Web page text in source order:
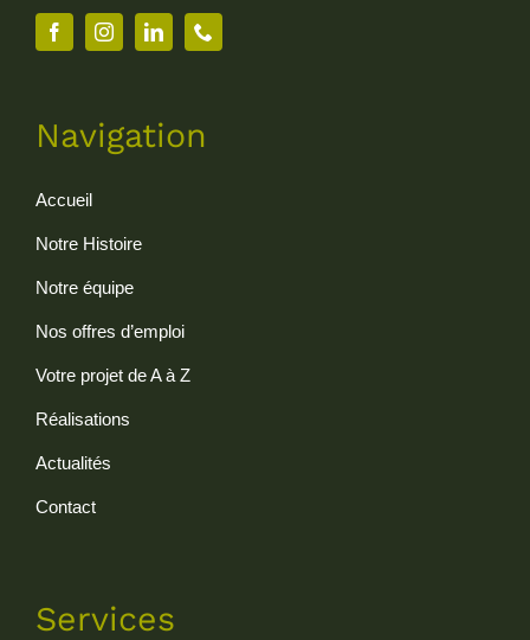
Navigation
Accueil
Notre Histoire
Notre équipe
Nos offres d’emploi
Votre projet de A à Z
Réalisations
Actualités
Contact
Services